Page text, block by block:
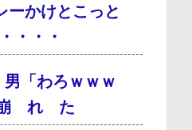
ーかけとこっと
・・・
「わろｗｗｗ
崩 れ た